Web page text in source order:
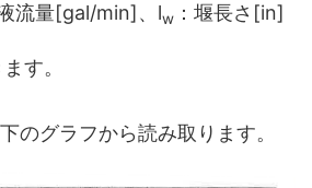
液流量[gal/min]、lw ：堰長さ[in]
す。
のグラフから読み取ります。